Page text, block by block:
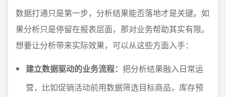
数据打通只是第一步，分析结果能否落地才是关键。如
果分析只是停留在报表层面，那对业务帮助其实有限。
想要让分析带来实际效果，可以从这些方面入手：
建立数据驱动的业务流程： 把分析结果融入日常运
营，比如促销活动前用数据筛选目标商品，库存预